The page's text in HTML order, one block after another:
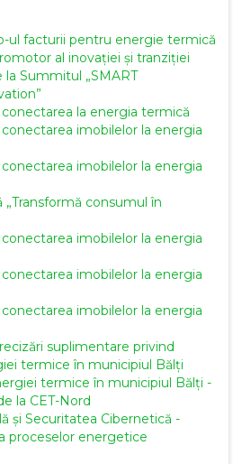
ul facturii pentru energie termică
al inovației și tranziției
Summitul „SMART
la energia termică
imobilelor la energia
imobilelor la energia
„Transformă consumul în
imobilelor la energia
imobilelor la energia
imobilelor la energia
suplimentare privind
termice în municipiul Bălți
termice în municipiul Bălți -
la CET-Nord
și Securitatea Cibernetică -
proceselor energetice